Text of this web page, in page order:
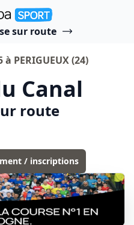
sur route
PERIGUEUX (24)
Canal
route
/ inscriptions